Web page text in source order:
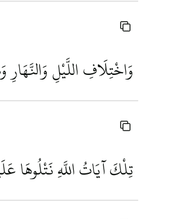
وَاخْتِلَافِ اللَّيْلِ
تِلْكَ آيَاتُ اللَّهِ نَتْلُوهَا